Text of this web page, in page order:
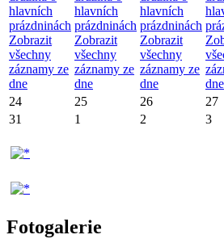
hlavních
prázdninách
Zobrazit
všechny
záznamy ze
dne
hlavních
prázdninách
Zobrazit
všechny
záznamy ze
dne
hlavních
prázdninách
Zobrazit
všechny
záznamy ze
dne
dne
24 25 26 27
31
1 2 3
Fotogalerie